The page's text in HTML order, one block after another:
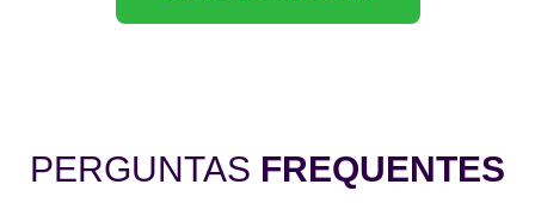
PERGUNTAS FREQUENTES